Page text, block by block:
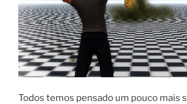
Todos temos pensado um pouco mais